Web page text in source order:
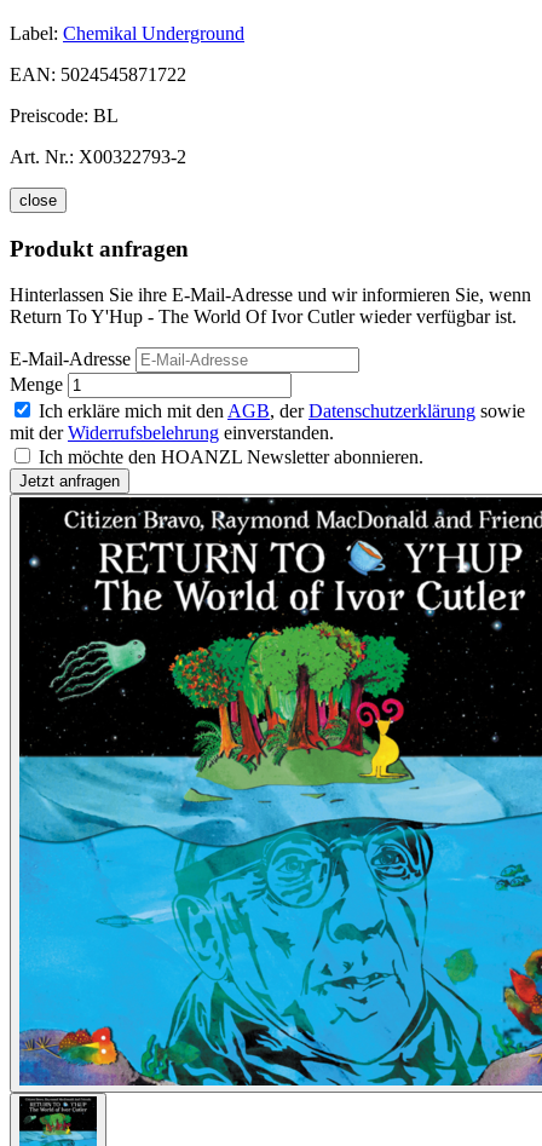
Label: Chemikal Underground
EAN: 5024545871722
Preiscode: BL
Art. Nr.: X00322793-2
close
Produkt anfragen
Hinterlassen Sie ihre E-Mail-Adresse und wir informieren Sie, wenn
Return To Y'Hup - The World Of Ivor Cutler wieder verfügbar ist.
E-Mail-Adresse
Menge
Ich erkläre mich mit den AGB, derDatenschutzerklärung sowie
mit derWiderrufsbelehrung einverstanden.
Ich möchte den HOANZL Newsletter abonnieren.